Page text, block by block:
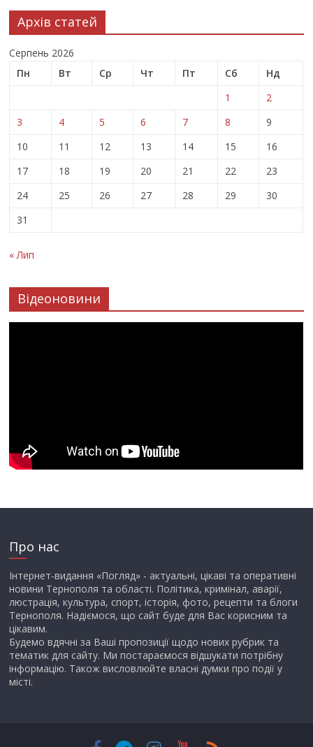
Архів статей
Серпень 2026
Пн
Вт Ср Чт Пт Сб
Нд
1
2
3
4 5 6 7 8
9
10
11 12 13 14 15
16
17
18 19 20 21 22
23
24
25 26 27 28 29
30
31
« Лип
Відеоновини
Про нас
Інтернет-видання «Погляд» - актуальні, цікаві та оперативні
новини Тернополя та області. Політика, кримінал, аварії,
люстрація, культура, спорт, історія, фото, рецепти та блоги
Тернополя. Надіємося, що сайт буде для Вас корисним та
цікавим.
Будемо вдячні за Ваші пропозиції щодо нових рубрик та
тематик для сайту. Ми постараємося відшукати потрібну
інформацію. Також висловлюйте власні думки про події у
місті.